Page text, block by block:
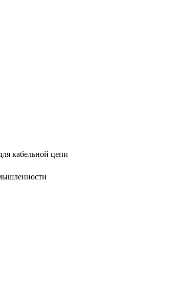
кабельной цепи